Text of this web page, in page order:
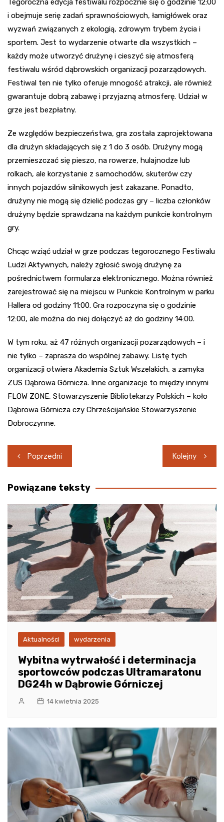
Tegoroczna edycja festiwalu rozpocznie się o godzinie 12:00
i obejmuje serię zadań sprawnościowych, łamigłówek oraz
wyzwań związanych z ekologią, zdrowym trybem życia i
sportem. Jest to wydarzenie otwarte dla wszystkich –
każdy może utworzyć drużynę i cieszyć się atmosferą
festiwalu wśród dąbrowskich organizacji pozarządowych.
Festiwal ten nie tylko oferuje mnogość atrakcji, ale również
gwarantuje dobrą zabawę i przyjazną atmosferę. Udział w
grze jest bezpłatny.
Ze względów bezpieczeństwa, gra została zaprojektowana
dla drużyn składających się z 1 do 3 osób. Drużyny mogą
przemieszczać się pieszo, na rowerze, hulajnodze lub
rolkach, ale korzystanie z samochodów, skuterów czy
innych pojazdów silnikowych jest zakazane. Ponadto,
drużyny nie mogą się dzielić podczas gry – liczba członków
drużyny będzie sprawdzana na każdym punkcie kontrolnym
gry.
Chcąc wziąć udział w grze podczas tegorocznego Festiwalu
Ludzi Aktywnych, należy zgłosić swoją drużynę za
pośrednictwem formularza elektronicznego. Można również
zarejestrować się na miejscu w Punkcie Kontrolnym w parku
Hallera od godziny 11:00. Gra rozpoczyna się o godzinie
12:00, ale można do niej dołączyć aż do godziny 14:00.
W tym roku, aż 47 różnych organizacji pozarządowych – i
nie tylko – zaprasza do wspólnej zabawy. Listę tych
organizacji otwiera Akademia Sztuk Wszelakich, a zamyka
ZUS Dąbrowa Górnicza. Inne organizacje to między innymi
FLOW ZONE, Stowarzyszenie Bibliotekarzy Polskich – koło
Dąbrowa Górnicza czy Chrześcijańskie Stowarzyszenie
Dobroczynne.
Nawigacja
wpisu
Poprzedni Kolejny
Powiązane teksty
Aktualności wydarzenia
Wybitna wytrwałość i determinacja
sportowców podczas Ultramaratonu
DG24h w Dąbrowie Górniczej
14 kwietnia 2025